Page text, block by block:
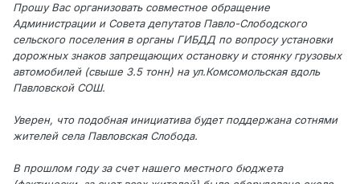
Прошу Вас организовать совместное обращение
Администрации и Совета депутатов Павло-Слободского
сельского поселения в органы ГИБДД по вопросу установки
дорожных знаков запрещающих остановку и стоянку грузовых
автомобилей (свыше 3.5 тонн) на ул.Комсомольская вдоль
Павловской СОШ.
Уверен, что подобная инициатива будет поддержана сотнями
жителей села Павловская Слобода.
В прошлом году за счет нашего местного бюджета